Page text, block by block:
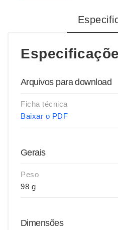
Arquivos para download
Ficha técnica
Baixar o PDF
Gerais
Peso
98 g
Dimensões